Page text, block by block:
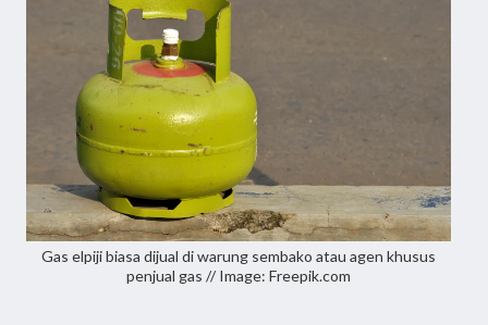
Gas elpiji biasa dijual di warung sembako atau agen khusus
penjual gas // Image: Freepik.com